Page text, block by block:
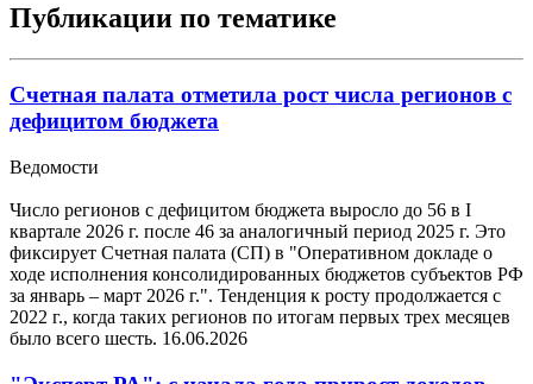
Публикации по тематике
Счетная палата отметила рост числа регионов с
дефицитом бюджета
Ведомости
Число регионов с дефицитом бюджета выросло до 56 в I
квартале 2026 г. после 46 за аналогичный период 2025 г. Это
фиксирует Счетная палата (СП) в "Оперативном докладе о
ходе исполнения консолидированных бюджетов субъектов РФ
за январь – март 2026 г.". Тенденция к росту продолжается с
2022 г., когда таких регионов по итогам первых трех месяцев
было всего шесть. 16.06.2026